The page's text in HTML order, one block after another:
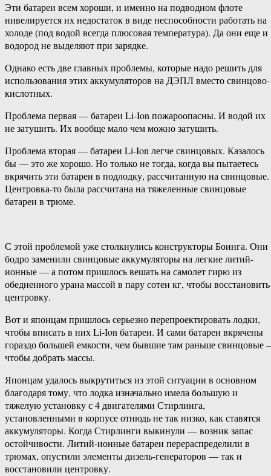
Эти батареи всем хороши, и именно на подводном флоте
нивелируется их недостаток в виде неспособности работать на
холоде (под водой всегда плюсовая температура). Да они еще и
водород не выделяют при зарядке.
Однако есть две главных проблемы, которые надо решить для
использования этих аккумуляторов на ДЭПЛ вместо свинцово-
кислотных.
Проблема первая — батареи Li-Ion пожароопасны. И водой их
не затушить. Их вообще мало чем можно затушить.
Проблема вторая — батареи Li-Ion легче свинцовых. Казалось
бы — это же хорошо. Но только не тогда, когда вы пытаетесь
вкрячить эти батареи в подлодку, рассчитанную на свинцовые.
Центровка-то была рассчитана на тяжеленные свинцовые
батареи в трюме.
С этой проблемой уже столкнулись конструкторы Боинга. Они
бодро заменили свинцовые аккумуляторы на легкие литий-
ионные — а потом пришлось вешать на самолет гирю из
обедненного урана массой в пару сотен кг, чтобы восстановить
центровку.
Вот и японцам пришлось серьезно перепроектировать лодки,
чтобы вписать в них Li-Ion батареи. И сами батареи вкрячены
гораздо большей емкости, чем бывшие там раньше свинцовые
чтобы добрать массы.
Японцам удалось выкрутиться из этой ситуации в основном
благодаря тому, что лодка изначально имела большую и
тяжелую установку с 4 двигателями Стирлинга,
установленными в корпусе отнюдь не так низко, как ставятся
аккумуляторы. Когда Стирлинги выкинули — возник запас
остойчивости. Литий-ионные батареи перераспределили в
трюмах, опустили элементы дизель-генераторов — так и
восстановили центровку.